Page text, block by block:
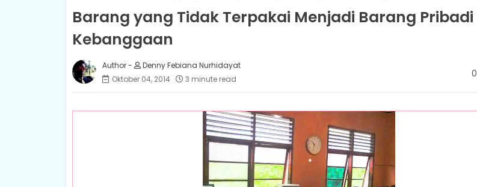
Barang yang Tidak Terpakai Menjadi Barang Pribadi
Kebanggaan
Denny Febiana Nurhidayat
Oktober 04, 2014
3 minute read 0